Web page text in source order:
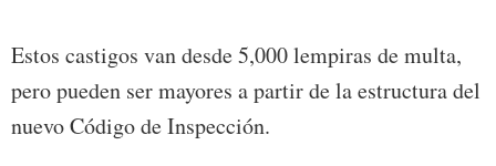
Estos castigos van desde 5,000 lempiras de multa,
pero pueden ser mayores a partir de la estructura del
nuevo Código de Inspección.